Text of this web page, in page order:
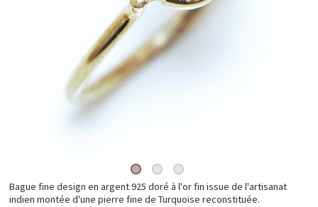
Bague fine design en argent 925 doré à l'or fin issue de l'artisanat
indien montée d'une pierre fine de Turquoise reconstituée.